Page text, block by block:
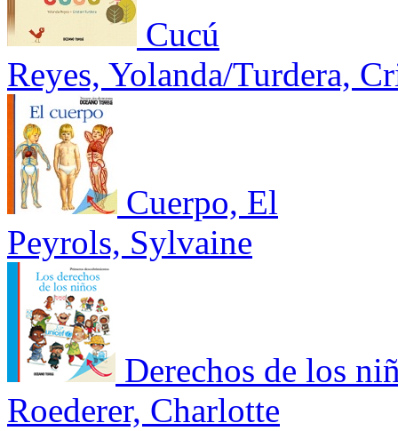
Cucú
Reyes, Yolanda/Turdera,
Cuerpo, El
Peyrols, Sylvaine
Derechos de los
Roederer, Charlotte